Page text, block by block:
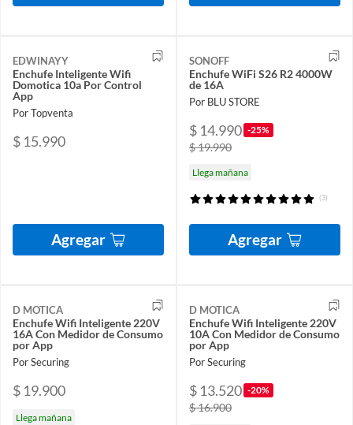
EDWINAYY
Enchufe Inteligente Wifi
Domotica 10a Por Control
App
Por Topventa
$ 15.990
Agregar
SONOFF
Enchufe WiFi S26 R2 4000W
de 16A
Por BLU STORE
$ 14.990 -25%
$ 19.990
Llega mañana
(3)
Agregar
D MOTICA
Enchufe Wifi Inteligente 220V
16A Con Medidor de Consumo
por App
Por Securing
$ 19.900
Llega mañana
D MOTICA
Enchufe Wifi Inteligente 220V
10A Con Medidor de Consumo
por App
Por Securing
$ 13.520 -20%
$ 16.900